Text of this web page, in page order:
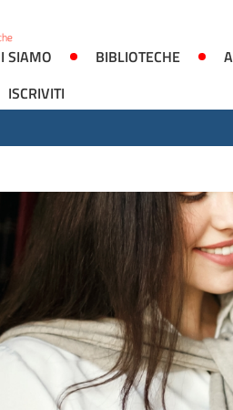
SIAMO BIBLIOTECHE
ISCRIVITI